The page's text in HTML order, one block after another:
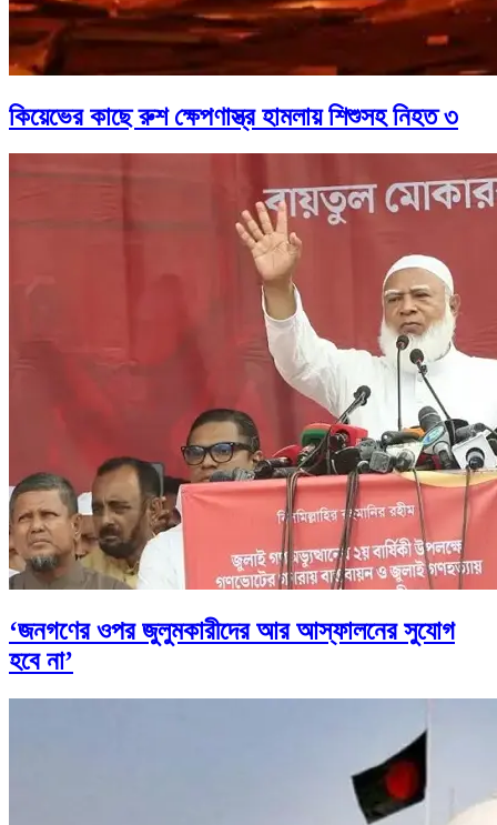
কিয়েভের কাছে রুশ ক্ষেপণাস্ত্র হামলায় শিশুসহ নিহত ৩
‘জনগণের ওপর জুলুমকারীদের আর আস্ফালনের সুযোগ
হবে না’